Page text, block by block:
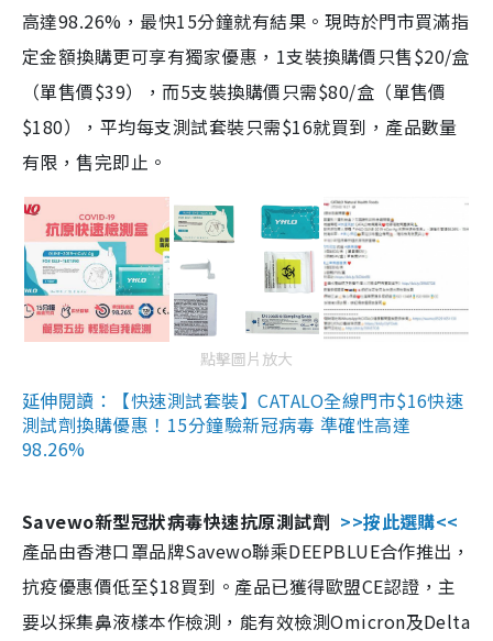
高達98.26%，最快15分鐘就有結果。現時於門市買滿指
定金額換購更可享有獨家優惠，1支裝換購價只售$20/盒
（單售價$39），而5支裝換購價只需$80/盒（單售價
$180），平均每支測試套裝只需$16就買到，產品數量
有限，售完即止。
點擊圖片放大
延伸閱讀：【快速測試套裝】CATALO全線門市$16快速
測試劑換購優惠！15分鐘驗新冠病毒 準確性高達
98.26%
Savewo新型冠狀病毒快速抗原測試劑 >>按此選購<<
產品由香港口罩品牌Savewo聯乘DEEPBLUE合作推出，
抗疫優惠價低至$18買到。產品已獲得歐盟CE認證，主
要以採集鼻液樣本作檢測，能有效檢測Omicron及Delta